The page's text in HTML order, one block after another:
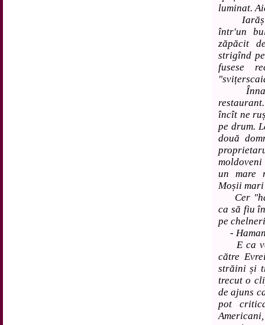
luminat.
Iarăși
într'un
zăpăcit
strigînd
fusese
încît ne
pe drum.
două
un mare
Moșii mari
Cer
ca să fiu
pe
-
E ca
către
străini și
trecut o
de ajuns
pot